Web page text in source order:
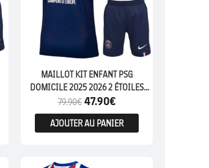
MAILLOT KIT ENFANT PSG
DOMICILE 2025 2026 2 ÉTOILES
CHAMPION 26
79.90€ 47.90€
AJOUTER AU PANIER